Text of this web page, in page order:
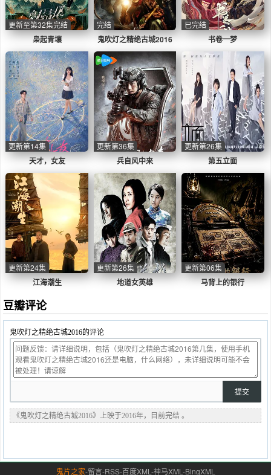
枭起青壤
更新至第32集完结
鬼吹灯之精绝古城2016
完结
书卷一梦
已完结
天才，女友
更新第14集
兵自风中来
更新第36集
第五立面
更新第26集
江海潮生
更新第24集
地道女英雄
更新第26集
马背上的银行
更新第06集
豆瓣评论
鬼吹灯之精绝古城2016的评论
《鬼吹灯之精绝古城2016》上映于2016年，目前完结 。
鬼片之家-留言-RSS-百度XML -神马XML -BingXML